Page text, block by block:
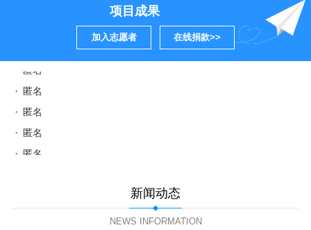
项目成果
加入志愿者 在线捐款>>
匿名
匿名
新闻动态
NEWS INFORMATION